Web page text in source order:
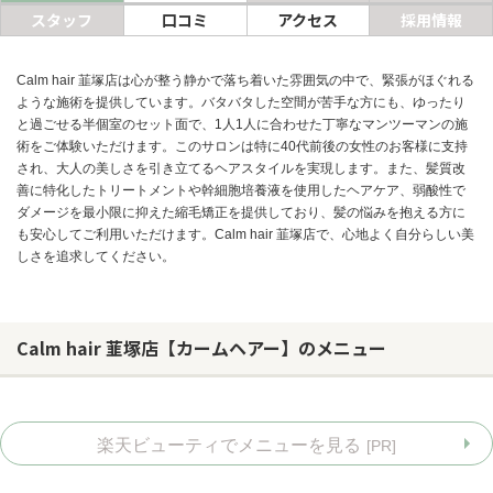
ヘアカタログ
ネイルカタログ
メンズカタログ
スタッフ
口コミ アクセス 採用情報
Calm hair 韮塚店は心が整う静かで落ち着いた雰囲気の中で、緊張がほぐれる
ような施術を提供しています。バタバタした空間が苦手な方にも、ゆったり
と過ごせる半個室のセット面で、1人1人に合わせた丁寧なマンツーマンの施
術をご体験いただけます。このサロンは特に40代前後の女性のお客様に支持
され、大人の美しさを引き立てるヘアスタイルを実現します。また、髪質改
善に特化したトリートメントや幹細胞培養液を使用したヘアケア、弱酸性で
ダメージを最小限に抑えた縮毛矯正を提供しており、髪の悩みを抱える方に
も安心してご利用いただけます。Calm hair 韮塚店で、心地よく自分らしい美
しさを追求してください。
Calm hair 韮塚店【カームヘアー】のメニュー
楽天ビューティでメニューを見る [PR]